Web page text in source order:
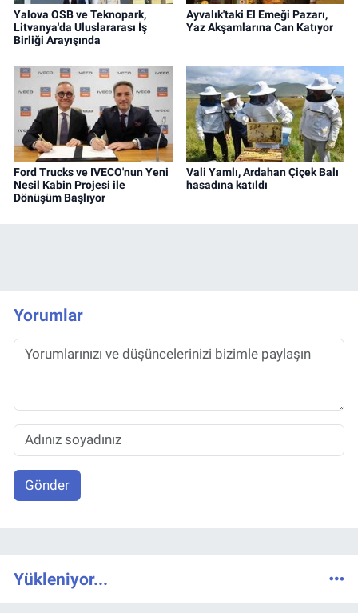
Yalova OSB ve Teknopark,
Litvanya'da Uluslararası İş
Birliği Arayışında
Ayvalık'taki El Emeği Pazarı,
Yaz Akşamlarına Can Katıyor
Ford Trucks ve IVECO'nun Yeni
Nesil Kabin Projesi ile
Dönüşüm Başlıyor
Vali Yamlı, Ardahan Çiçek Balı
hasadına katıldı
Yorumlar
Gönder
Yükleniyor...